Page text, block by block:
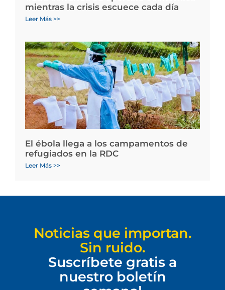
mientras la crisis escuece cada día
Leer Más >>
El ébola llega a los campamentos de
refugiados en la RDC
Leer Más >>
Noticias que importan.
Sin ruido.
Suscríbete gratis a
nuestro boletín